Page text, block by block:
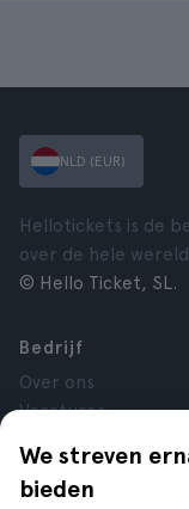
We streven
bieden
NLD (EUR)
Hellotickets is de
over de hele
© Hello Ticket, SL.
Bedrijf
Over ons
Vacatures
Reviews
Privacy